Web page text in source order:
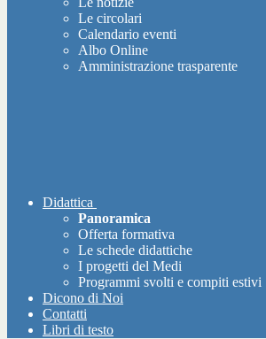
Le circolari
Calendario eventi
Albo Online
Amministrazione trasparente
Didattica
Panoramica
Offerta formativa
Le schede didattiche
I progetti del Medi
Programmi svolti e compiti estivi
Dicono di Noi
Contatti
Libri di testo